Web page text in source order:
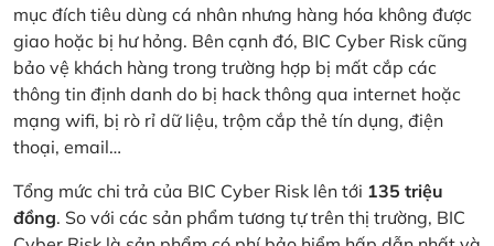
mục đích tiêu dùng cá nhân nhưng hàng hóa không được
giao hoặc bị hư hỏng. Bên cạnh đó, BIC Cyber Risk cũng
bảo vệ khách hàng trong trường hợp bị mất cắp các
thông tin định danh do bị hack thông qua internet hoặc
mạng wifi, bị rò rỉ dữ liệu, trộm cắp thẻ tín dụng, điện
thoại, email…
Tổng mức chi trả của BIC Cyber Risk lên tới 135 triệu
đồng. So với các sản phẩm tương tự trên thị trường, BIC